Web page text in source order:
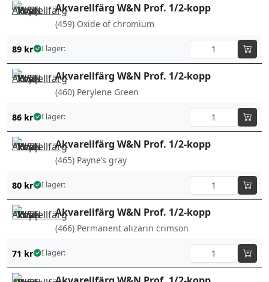
Akvarellfärg W&N Prof. 1/2-kopp
(459) Oxide of chromium
89 kr I lager:
Akvarellfärg W&N Prof. 1/2-kopp
(460) Perylene Green
86 kr I lager:
Akvarellfärg W&N Prof. 1/2-kopp
(465) Payne’s gray
80 kr I lager:
Akvarellfärg W&N Prof. 1/2-kopp
(466) Permanent alizarin crimson
71 kr I lager: